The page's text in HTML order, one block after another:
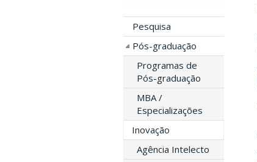
Pesquisa
Pós-graduação
Programas de
Pós-graduação
MBA /
Especializações
Inovação
Agência Intelecto